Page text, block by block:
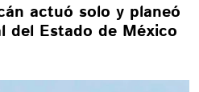
actuó solo y planeó
del Estado de México